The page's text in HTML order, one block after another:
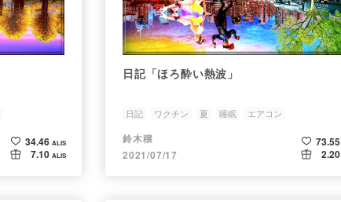
34.46 ALIS
7.10 ALIS
日記「ほろ酔い熱波」
日記 ワクチン 夏 睡眠 エアコン
鈴木穣
2021/07/17
73.55
2.20